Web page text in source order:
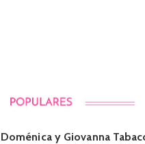
Doménica y Giovanna